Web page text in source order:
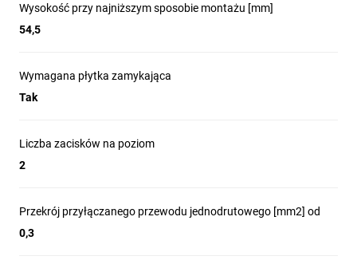
Wysokość przy najniższym sposobie montażu [mm]
54,5
Wymagana płytka zamykająca
Tak
Liczba zacisków na poziom
2
Przekrój przyłączanego przewodu jednodrutowego [mm2] od
0,3